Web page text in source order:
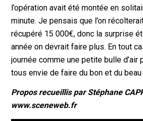
l’opération avait été montée en
minute. Je pensais que l’on
récupéré 15 000€, donc la surprise
année on devrait faire plus. En tout
journée comme une petite bulle d’air
tous envie de faire du bon et du
Propos recueillis par Stéphane
www.sceneweb.fr